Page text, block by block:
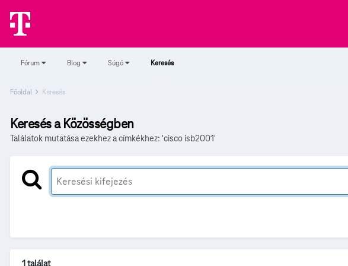
Fórum Blog Súgó Keresés
Főoldal Keresés
Keresés a Közösségben
Találatok mutatása ezekhez a címkékhez: 'cisco isb2001'
1 találat